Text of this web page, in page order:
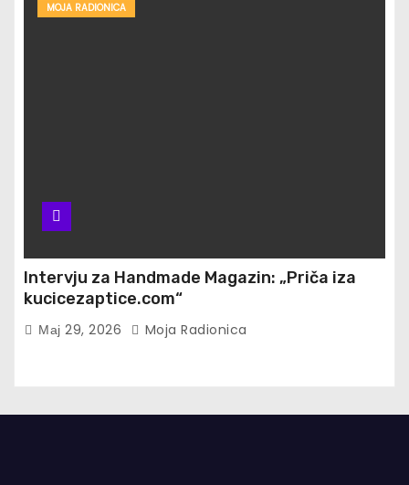
MOJA RADIONICA
Intervju za Handmade Magazin: „Priča iza
kucicezaptice.com“
Мај 29, 2026 Moja Radionica